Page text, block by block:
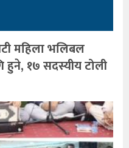
महिला भलिबल
हुने, १७ सदस्यीय टोली